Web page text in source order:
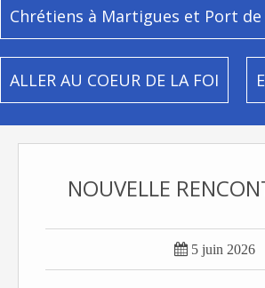
Chrétiens à Martigues et Port de
ALLER AU COEUR DE LA FOI
NOUVELLE
 5 juin 2026